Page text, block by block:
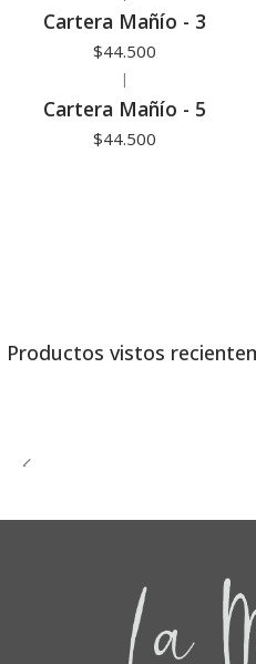
Cartera Mañío - 3
$44.500
|
Cartera Mañío - 5
$44.500
Productos vistos